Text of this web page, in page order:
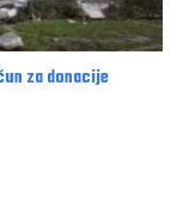
za donacije